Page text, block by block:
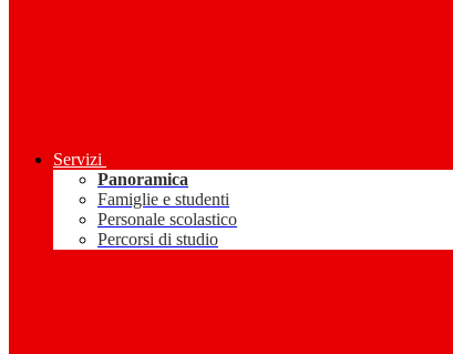
Servizi
Panoramica
Famiglie e studenti
Personale scolastico
Percorsi di studio